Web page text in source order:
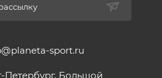
sport.ru
Петербург, Большой